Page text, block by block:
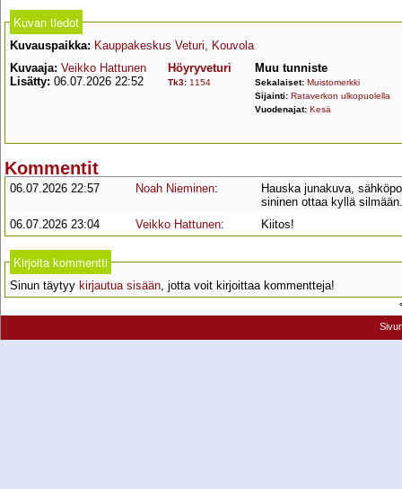
Kuvan tiedot
Kuvauspaikka: Kauppakeskus Veturi, Kouvola
Kuvaaja: Veikko Hattunen
Lisätty: 06.07.2026 22:52
Höyryveturi
Tk3: 1154
Muu tunniste
Sekalaiset: Muistomerkki
Sijainti: Rataverkon ulkopuolella
Vuodenajat: Kesä
Kommentit
06.07.2026 22:57 Noah Nieminen:
Hauska junakuva,
sininen ottaa kyllä
06.07.2026 23:04
Veikko Hattunen: Kiitos!
Kirjoita kommentti
Sinun täytyy kirjautua sisään, jotta voit kirjoittaa kommentteja!